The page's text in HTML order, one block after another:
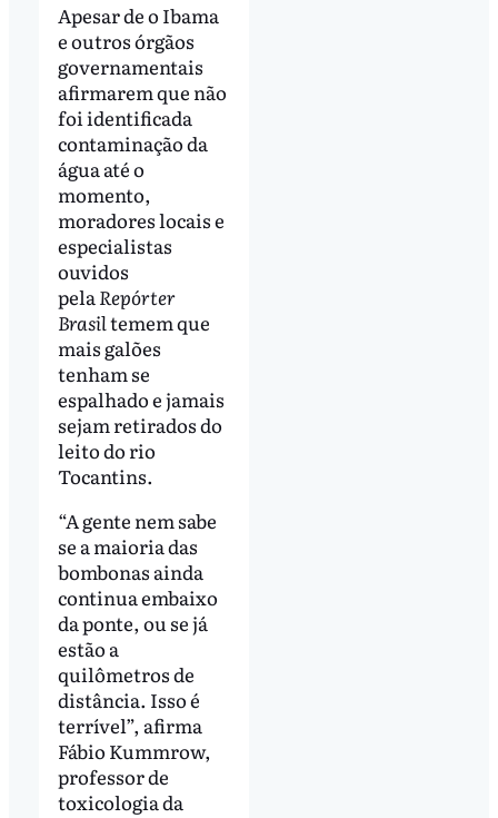
Apesar de o Ibama
e outros órgãos
governamentais
afirmarem que não
foi identificada
contaminação da
água até o
momento,
moradores locais e
especialistas
ouvidos
pelaRepórter
Brasiltemem que
mais galões
tenham se
espalhado e jamais
sejam retirados do
leito do rio
Tocantins.
“A gente nem sabe
se a maioria das
bombonas ainda
continua embaixo
da ponte, ou se já
estão a
quilômetros de
distância. Isso é
terrível”, afirma
Fábio Kummrow,
professor de
toxicologia da